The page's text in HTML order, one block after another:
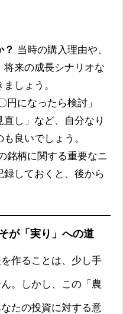
？ 当時の購入理由や、
来の成長シナリオな
しょう。
円になったら検討」
直し」など、自分なり
良いでしょう。
銘柄に関する重要なニ
しておくと、後から
が「実り」への道
作ることは、少し手
。しかし、この「農
たの投資に対する意